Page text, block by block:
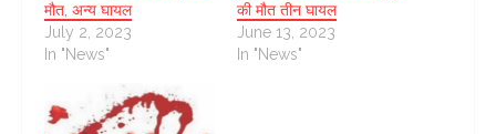
मौत, अन्य घायल
July 2, 2023
In "News"
की मौत तीन घायल
June 13, 2023
In "News"